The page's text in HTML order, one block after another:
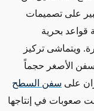
على تصميمات
قواعد بحرية
. ويتماشى تركيز
الأصغر حجماً
على سفن السطح
صعوبات في إنتاجها